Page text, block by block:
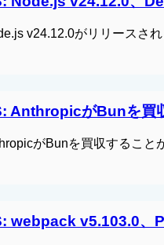
v24.12.0がリリースさ
AnthropicがBunを買
がBunを買収するこ
webpack v5.103.0、